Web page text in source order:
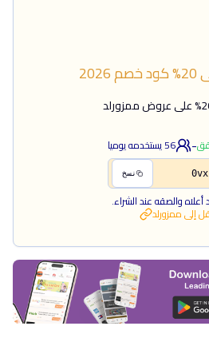
كود خصم2026
-
56يستخدمه يوميا
0vx نسخ
أعلاه والصقه عند الشراء.
إلىممزورلد